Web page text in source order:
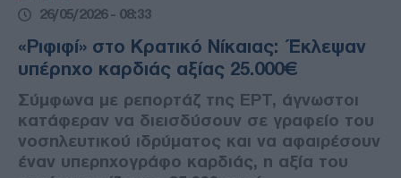
26/05/2026 - 08:33
«Ριφιφί» στο Κρατικό Νίκαιας: Έκλεψαν
υπέρηχο καρδιάς αξίας 25.000€
Σύμφωνα με ρεπορτάζ της ΕΡΤ, άγνωστοι
κατάφεραν να διεισδύσουν σε γραφείο του
νοσηλευτικού ιδρύματος και να αφαιρέσουν
έναν υπερηχογράφο καρδιάς, η αξία του